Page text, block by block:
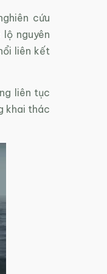
cứu
nguyên
liên kết
liên tục
khai thác